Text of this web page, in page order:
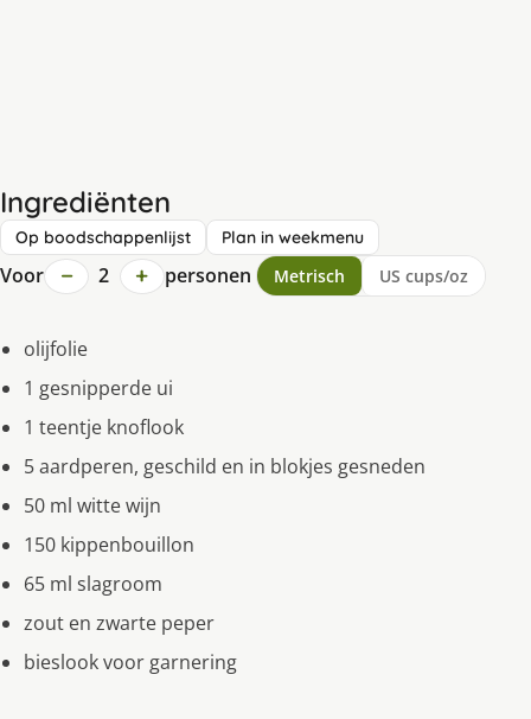
Ingrediënten
Op boodschappenlijst Plan in weekmenu
Voor − 2 + personen Metrisch US cups/oz
olijfolie
1 gesnipperde ui
1 teentje knoflook
5 aardperen, geschild en in blokjes gesneden
50 ml witte wijn
150 kippenbouillon
65 ml slagroom
zout en zwarte peper
bieslook voor garnering